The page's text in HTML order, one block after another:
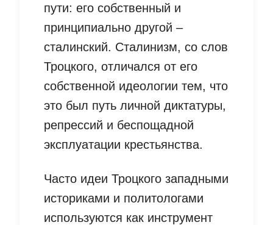
пути: его собственный и
принципиально другой –
сталинский. Сталинизм, со слов
Троцкого, отличался от его
собственной идеологии тем, что
это был путь личной диктатуры,
репрессий и беспощадной
эксплуатации крестьянства.
Часто идеи Троцкого западными
историками и политологами
используются как инструмент